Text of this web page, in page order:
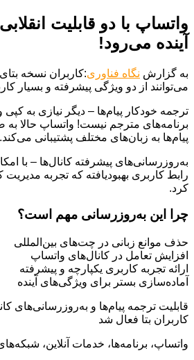
واتساپ با دو قابلیت
آینده می‌رود!
به گزارش نگاه فناوری:کاربران نسخه
می‌توانند از دو ویژگی پیشرفته و بسیار
ترجمه خودکار پیام‌ها – دیگر نیازی به
برنامه‌های مترجم نیست! واتساپ حالا
پیام‌ها به زبان‌های مختلف پشتیبانی می‌کند.
به‌روزرسانی‌های پیشرفته کانال‌ها – با
رابط کاربری بهبودیافته که تجربه مدیریت
کرد.
چرا این به‌روزرسانی مهم است؟
حذف موانع زبانی در چت‌های بین‌المللی
افزایش تعامل در کانال‌های واتساپ
ارائه تجربه کاربری یکپارچه و پیشرفته
آماده‌سازی بستر برای ویژگی‌های آینده
قابلیت ترجمه پیام‌ها و به‌روزرسانی‌های
کاربران بتا فعال شد
واتساپ، برنامه‌ها، خدمات آنلاین،